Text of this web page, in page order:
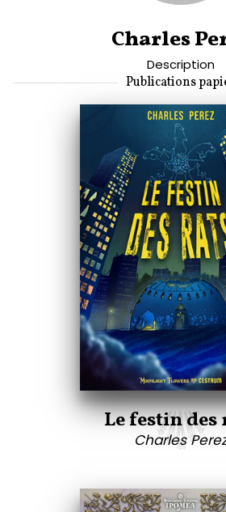
Charles
Description
Publications
Le festin des
Charles